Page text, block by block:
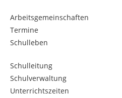
Arbeitsgemeinschaften
Termine
Schulleben
Schulleitung
Schulverwaltung
Unterrichtszeiten